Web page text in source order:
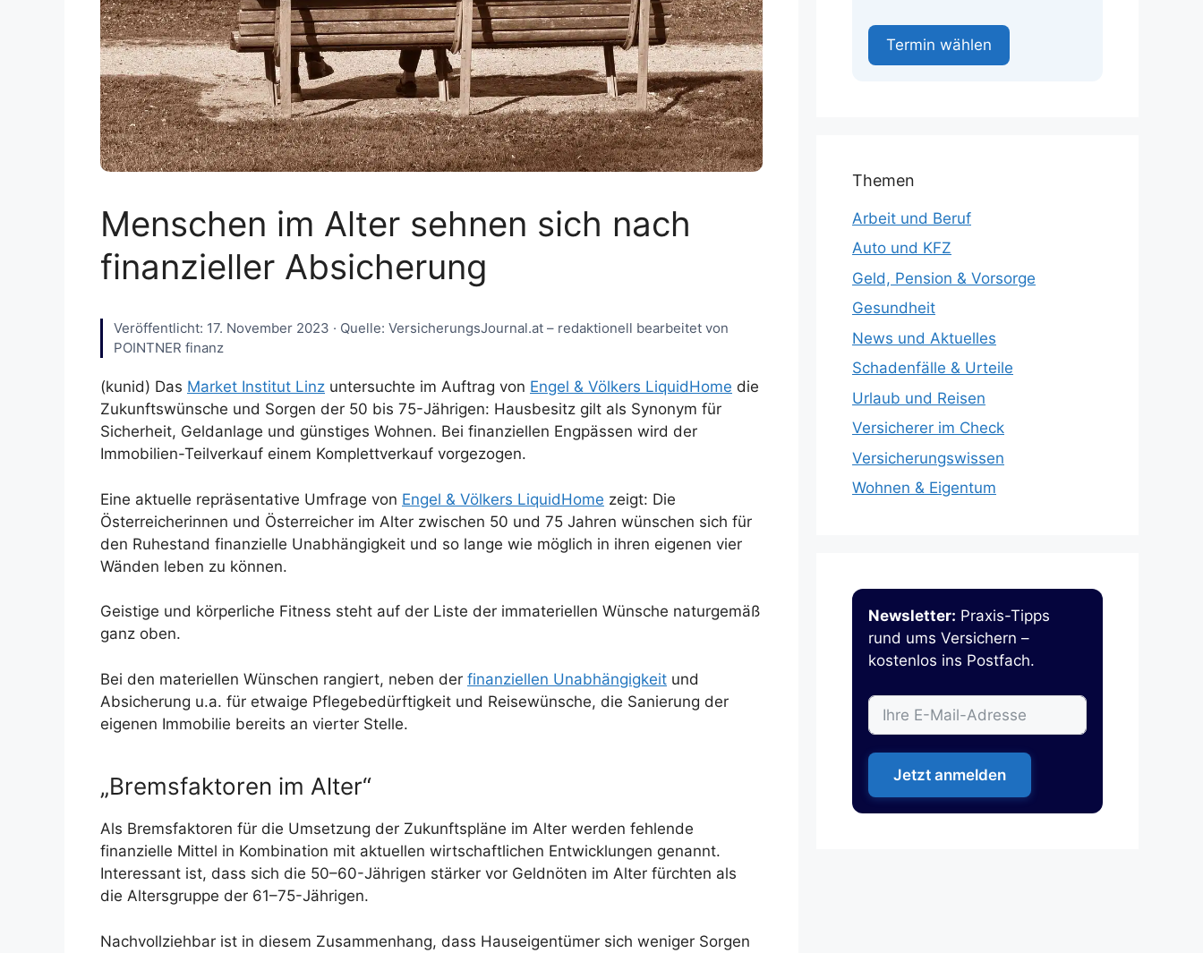
Menschen im Alter sehnen sich nach
finanzieller Absicherung
Veröffentlicht: 17. November 2023 · Quelle: VersicherungsJournal.at – redaktionell bearbeitet von
POINTNER finanz
(kunid) Das Market Institut Linz untersuchte im Auftrag von Engel & Völkers LiquidHome die
Zukunftswünsche und Sorgen der 50 bis 75-Jährigen: Hausbesitz gilt als Synonym für
Sicherheit, Geldanlage und günstiges Wohnen. Bei finanziellen Engpässen wird der
Immobilien-Teilverkauf einem Komplettverkauf vorgezogen.
Eine aktuelle repräsentative Umfrage von Engel & Völkers LiquidHome zeigt: Die
Österreicherinnen und Österreicher im Alter zwischen 50 und 75 Jahren wünschen sich für
den Ruhestand finanzielle Unabhängigkeit und so lange wie möglich in ihren eigenen vier
Wänden leben zu können.
Geistige und körperliche Fitness steht auf der Liste der immateriellen Wünsche naturgemäß
ganz oben.
Bei den materiellen Wünschen rangiert, neben der finanziellen Unabhängigkeit und
Absicherung u.a. für etwaige Pflegebedürftigkeit und Reisewünsche, die Sanierung der
eigenen Immobilie bereits an vierter Stelle.
„Bremsfaktoren im Alter“
Als Bremsfaktoren für die Umsetzung der Zukunftspläne im Alter werden fehlende
finanzielle Mittel in Kombination mit aktuellen wirtschaftlichen Entwicklungen genannt.
Interessant ist, dass sich die 50–60-Jährigen stärker vor Geldnöten im Alter fürchten als
die Altersgruppe der 61–75-Jährigen.
Nachvollziehbar ist in diesem Zusammenhang, dass Hauseigentümer sich weniger Sorgen
Termin wählen
Themen
Arbeit und Beruf
Auto und KFZ
Geld, Pension & Vorsorge
Gesundheit
News und Aktuelles
Schadenfälle & Urteile
Urlaub und Reisen
Versicherer im Check
Versicherungswissen
Wohnen & Eigentum
Newsletter: Praxis-Tipps
rund ums Versichern –
kostenlos ins Postfach.
Jetzt anmelden